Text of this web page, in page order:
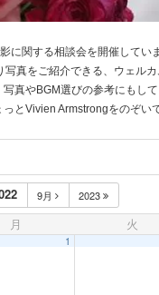
に関する相談会を開催してい
真をご紹介できる、ウェルカ
真やBGM選びの参考にもして
っとVivien Armstrongをのぞ
9月 2023
月 火
1